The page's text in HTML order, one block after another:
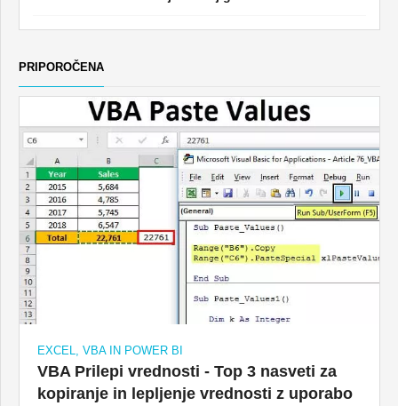
PRIPOROČENA
EXCEL, VBA IN POWER BI
VBA Prilepi vrednosti - Top 3 nasveti za
kopiranje in lepljenje vrednosti z uporabo